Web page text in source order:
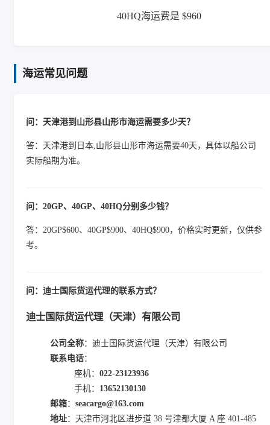
40HQ海运费是 $960
海运常见问题
问：天津港到山形县山形市海运需要多少天？
答：天津港到日本,山形县山形市海运需要40天，具体以船公司
实际船期为准。
问：20GP、40GP、40HQ分别多少钱？
答：20GP$600、40GP$900、40HQ$900，价格实时更新，仅供参
考。
问：迪士国际货运代理的联系方式？
迪士国际货运代理（天津）有限公司
公司全称：迪士国际货运代理（天津）有限公司
联系电话：
座机： 022-23123936
手机： 13652130130
邮箱： seacargo@163.com
地址：天津市河北区进步道 38 号津都大厦 A 座 401-485